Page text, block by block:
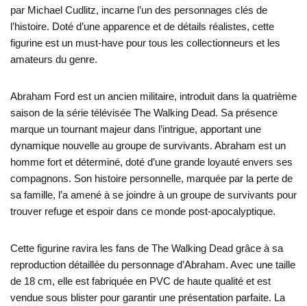
par Michael Cudlitz, incarne l’un des personnages clés de
l’histoire. Doté d’une apparence et de détails réalistes, cette
figurine est un must-have pour tous les collectionneurs et les
amateurs du genre.
Abraham Ford est un ancien militaire, introduit dans la quatrième
saison de la série télévisée The Walking Dead. Sa présence
marque un tournant majeur dans l’intrigue, apportant une
dynamique nouvelle au groupe de survivants. Abraham est un
homme fort et déterminé, doté d’une grande loyauté envers ses
compagnons. Son histoire personnelle, marquée par la perte de
sa famille, l’a amené à se joindre à un groupe de survivants pour
trouver refuge et espoir dans ce monde post-apocalyptique.
Cette figurine ravira les fans de The Walking Dead grâce à sa
reproduction détaillée du personnage d’Abraham. Avec une taille
de 18 cm, elle est fabriquée en PVC de haute qualité et est
vendue sous blister pour garantir une présentation parfaite. La